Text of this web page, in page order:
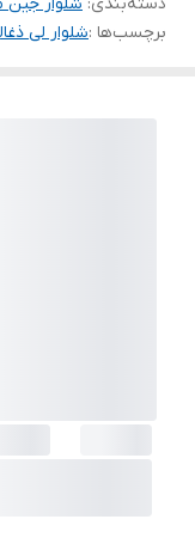
برچسب‌ها :شلوار لی